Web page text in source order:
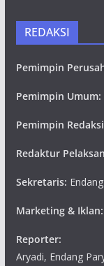
REDAKSI
Pemimpin
Pemimpin Umum:
Pemimpin
Redaktur
Sekretaris:
Marketing & Iklan:
Reporter:
Aryadi, Endang